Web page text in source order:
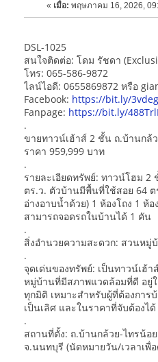
« เมื่อ: พฤษภาคม 16, 2026,
DSL-1025
สนใจติดต่อ: โดม รัชดา
โทร: 065-586-9872
ไลน์ไอดี: 0655869872 หรือ
Facebook: https://bit.ly/
Fanpage: https://bit.ly/
.
ขายทาวน์เฮ้าส์ 2 ชั้น ถ.บ้านกล้
ราคา 959,999 บาท
.
รายละเอียดทรัพย์: ทาวน์โฮม
ตร.ว. ตัวบ้านมีพื้นที่ใช้สอย 64
อ่างอาบน้ำด้วย) 1 ห้องโถง 1 ห้
สามารถจอดรถในบ้านได้ 1 คัน
.
สิ่งอำนวยความสะดวก: สวนหมู่
.
จุดเด่นของทรัพย์: เป็นทาวน์เฮ้
หมู่บ้านที่มีสภาพแวดล้อมที่ดี อยู่
ทุกมิติ เหมาะสำหรับผู้ที่ต้องการ
เป็นเลิศ และในราคาที่จับต้องได้
.
สถานที่ตั้ง: ถ.บ้านกล้วย-ไทรน้อ
จ.นนทบุรี (นัดหมายวัน/เวลาเพื่